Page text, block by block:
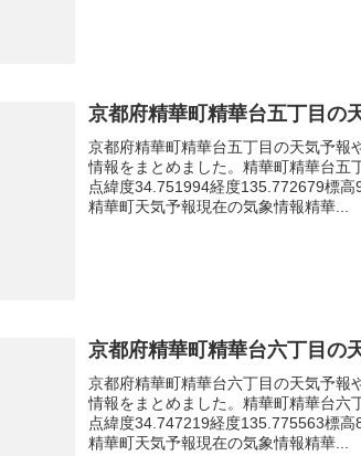
京都府精華町精華台五丁目の
京都府精華町精華台五丁目の天気予報
情報をまとめました。精華町精華台五
点緯度34.751994経度135.772679標
精華町天気予報現在の気象情報精華...
京都府精華町精華台六丁目の
京都府精華町精華台六丁目の天気予報
情報をまとめました。精華町精華台六
点緯度34.747219経度135.775563標
精華町天気予報現在の気象情報精華...